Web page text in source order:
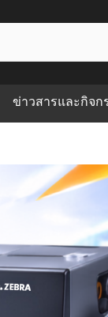
ข่าวสารและกิจก